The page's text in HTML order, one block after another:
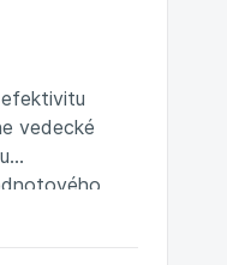
vedecké